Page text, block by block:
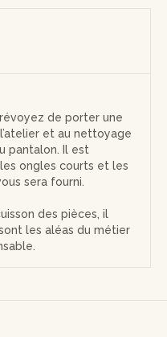
de porter une
et au nettoyage
pantalon. Il est
ongles courts et les
sera fourni.
des pièces, il
les aléas du métier